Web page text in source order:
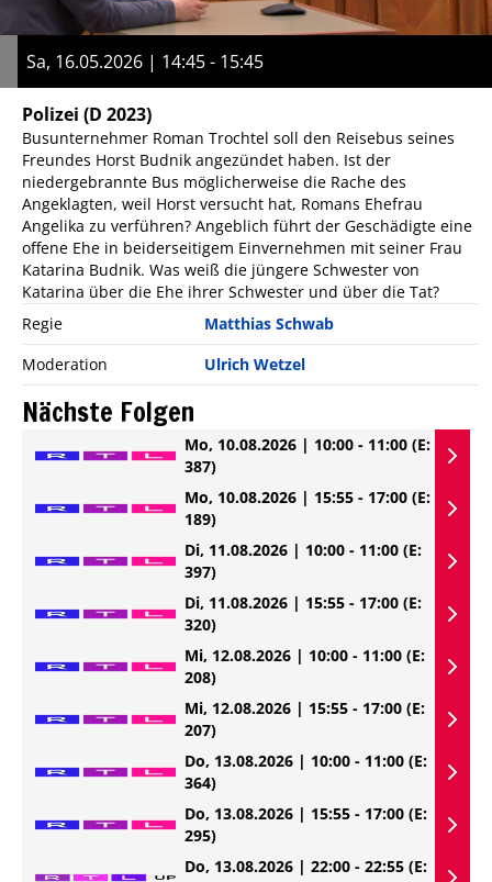
Sa, 16.05.2026 | 14:45 - 15:45
Polizei (D 2023)
Busunternehmer Roman Trochtel soll den Reisebus seines
Freundes Horst Budnik angezündet haben. Ist der
niedergebrannte Bus möglicherweise die Rache des
Angeklagten, weil Horst versucht hat, Romans Ehefrau
Angelika zu verführen? Angeblich führt der Geschädigte eine
offene Ehe in beiderseitigem Einvernehmen mit seiner Frau
Katarina Budnik. Was weiß die jüngere Schwester von
Katarina über die Ehe ihrer Schwester und über die Tat?
Regie
Matthias Schwab
Moderation
Ulrich Wetzel
Nächste Folgen
Mo, 10.08.2026 | 10:00 - 11:00 (E:
387)
Mo, 10.08.2026 | 15:55 - 17:00 (E:
189)
Di, 11.08.2026 | 10:00 - 11:00 (E:
397)
Di, 11.08.2026 | 15:55 - 17:00 (E:
320)
Mi, 12.08.2026 | 10:00 - 11:00 (E:
208)
Mi, 12.08.2026 | 15:55 - 17:00 (E:
207)
Do, 13.08.2026 | 10:00 - 11:00 (E:
364)
Do, 13.08.2026 | 15:55 - 17:00 (E:
295)
Do, 13.08.2026 | 22:00 - 22:55 (E: